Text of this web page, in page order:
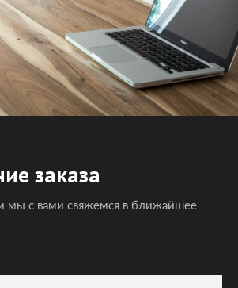
заказа
и мы с вами свяжемся в ближайшее